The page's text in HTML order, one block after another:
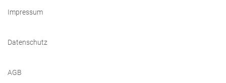
Impressum
Datenschutz
AGB